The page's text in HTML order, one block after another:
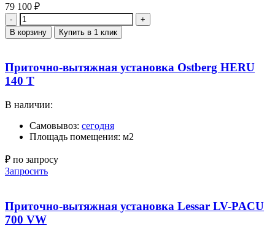
79 100 ₽
Количество
В корзину Купить в 1 клик
Приточно-вытяжная установка Ostberg HERU
140 T
В наличии:
Самовывоз: сегодня
Площадь помещения: м2
₽ по запросу
Запросить
Приточно-вытяжная установка Lessar LV-PACU
700 VW